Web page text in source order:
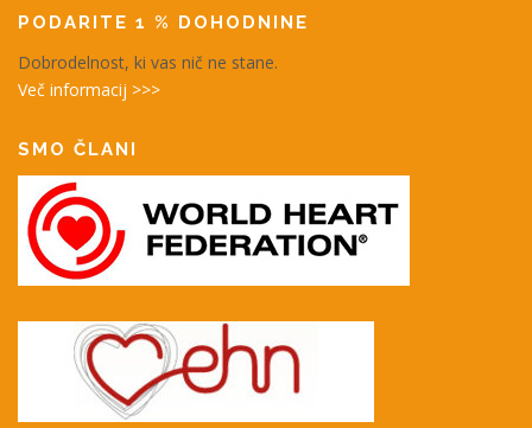
PODARITE 1 % DOHODNINE
Dobrodelnost, ki vas nič ne stane.
Več informacij >>>
SMO ČLANI